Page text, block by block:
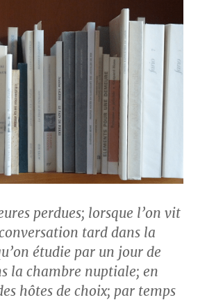
perdues; lorsque l’on vit
tard dans la
étudie par un jour de
la chambre nuptiale; en
hôtes de choix; par temps